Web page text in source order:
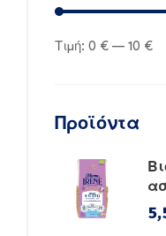
Τιμή: 0 € — 10 €
Προϊόντα